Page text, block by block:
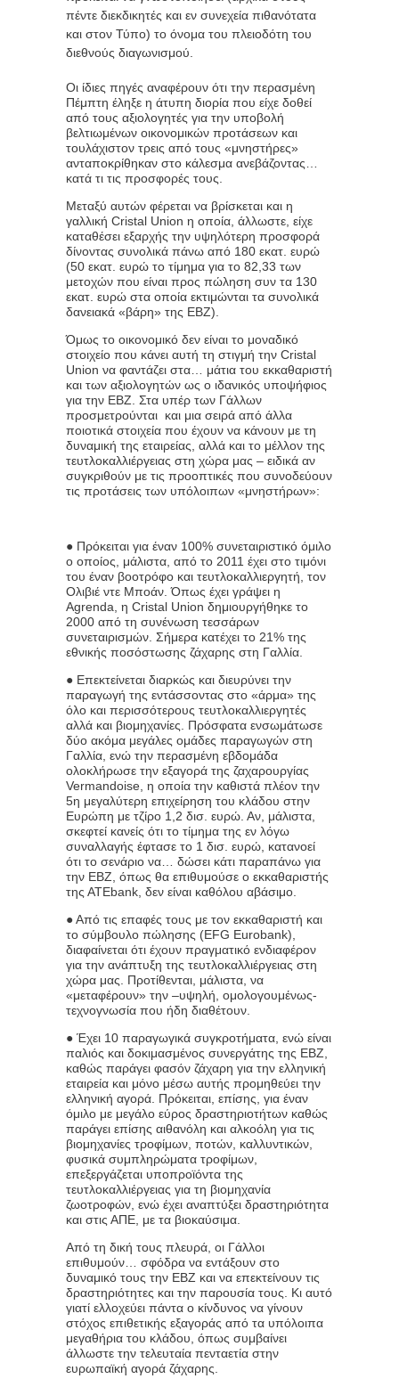
πέντε διεκδικητές και εν συνεχεία πιθανότατα
και στον Τύπο) το όνομα του πλειοδότη του
διεθνούς διαγωνισμού.
Οι ίδιες πηγές αναφέρουν ότι την περασμένη
Πέμπτη έληξε η άτυπη διορία που είχε δοθεί
από τους αξιολογητές για την υποβολή
βελτιωμένων οικονομικών προτάσεων και
τουλάχιστον τρεις από τους «μνηστήρες»
ανταποκρίθηκαν στο κάλεσμα ανεβάζοντας…
κατά τι τις προσφορές τους.
Μεταξύ αυτών φέρεται να βρίσκεται και η
γαλλική Cristal Union η οποία, άλλωστε, είχε
καταθέσει εξαρχής την υψηλότερη προσφορά
δίνοντας συνολικά πάνω από 180 εκατ. ευρώ
(50 εκατ. ευρώ το τίμημα για το 82,33 των
μετοχών που είναι προς πώληση συν τα 130
εκατ. ευρώ στα οποία εκτιμώνται τα συνολικά
δανειακά «βάρη» της ΕΒΖ).
Όμως το οικονομικό δεν είναι το μοναδικό
στοιχείο που κάνει αυτή τη στιγμή την Cristal
Union να φαντάζει στα… μάτια του εκκαθαριστή
και των αξιολογητών ως ο ιδανικός υποψήφιος
για την ΕΒΖ. Στα υπέρ των Γάλλων
προσμετρούνται και μια σειρά από άλλα
ποιοτικά στοιχεία που έχουν να κάνουν με τη
δυναμική της εταιρείας, αλλά και το μέλλον της
τευτλοκαλλιέργειας στη χώρα μας – ειδικά αν
συγκριθούν με τις προοπτικές που συνοδεύουν
τις προτάσεις των υπόλοιπων «μνηστήρων»:
● Πρόκειται για έναν 100% συνεταιριστικό όμιλο
ο οποίος, μάλιστα, από το 2011 έχει στο τιμόνι
του έναν βοοτρόφο και τευτλοκαλλιεργητή, τον
Ολιβιέ ντε Μποάν. Όπως έχει γράψει η
Agrenda, η Cristal Union δημιουργήθηκε το
2000 από τη συνένωση τεσσάρων
συνεταιρισμών. Σήμερα κατέχει το 21% της
εθνικής ποσόστωσης ζάχαρης στη Γαλλία.
● Επεκτείνεται διαρκώς και διευρύνει την
παραγωγή της εντάσσοντας στο «άρμα» της
όλο και περισσότερους τευτλοκαλλιεργητές
αλλά και βιομηχανίες. Πρόσφατα ενσωμάτωσε
δύο ακόμα μεγάλες ομάδες παραγωγών στη
Γαλλία, ενώ την περασμένη εβδομάδα
ολοκλήρωσε την εξαγορά της ζαχαρουργίας
Vermandoise, η οποία την καθιστά πλέον την
5η μεγαλύτερη επιχείρηση του κλάδου στην
Ευρώπη με τζίρο 1,2 δισ. ευρώ. Αν, μάλιστα,
σκεφτεί κανείς ότι το τίμημα της εν λόγω
συναλλαγής έφτασε το 1 δισ. ευρώ, κατανοεί
ότι το σενάριο να… δώσει κάτι παραπάνω για
την ΕΒΖ, όπως θα επιθυμούσε ο εκκαθαριστής
της ΑΤΕbank, δεν είναι καθόλου αβάσιμο.
● Από τις επαφές τους με τον εκκαθαριστή και
το σύμβουλο πώλησης (EFG Eurobank),
διαφαίνεται ότι έχουν πραγματικό ενδιαφέρον
για την ανάπτυξη της τευτλοκαλλιέργειας στη
χώρα μας. Προτίθενται, μάλιστα, να
«μεταφέρουν» την –υψηλή, ομολογουμένως-
τεχνογνωσία που ήδη διαθέτουν.
● Έχει 10 παραγωγικά συγκροτήματα, ενώ είναι
παλιός και δοκιμασμένος συνεργάτης της ΕΒΖ,
καθώς παράγει φασόν ζάχαρη για την ελληνική
εταιρεία και μόνο μέσω αυτής προμηθεύει την
ελληνική αγορά. Πρόκειται, επίσης, για έναν
όμιλο με μεγάλο εύρος δραστηριοτήτων καθώς
παράγει επίσης αιθανόλη και αλκοόλη για τις
βιομηχανίες τροφίμων, ποτών, καλλυντικών,
φυσικά συμπληρώματα τροφίμων,
επεξεργάζεται υποπροϊόντα της
τευτλοκαλλιέργειας για τη βιομηχανία
ζωοτροφών, ενώ έχει αναπτύξει δραστηριότητα
και στις ΑΠΕ, με τα βιοκαύσιμα.
Από τη δική τους πλευρά, οι Γάλλοι
επιθυμούν… σφόδρα να εντάξουν στο
δυναμικό τους την ΕΒΖ και να επεκτείνουν τις
δραστηριότητες και την παρουσία τους. Κι αυτό
γιατί ελλοχεύει πάντα ο κίνδυνος να γίνουν
στόχος επιθετικής εξαγοράς από τα υπόλοιπα
μεγαθήρια του κλάδου, όπως συμβαίνει
άλλωστε την τελευταία πενταετία στην
ευρωπαϊκή αγορά ζάχαρης.